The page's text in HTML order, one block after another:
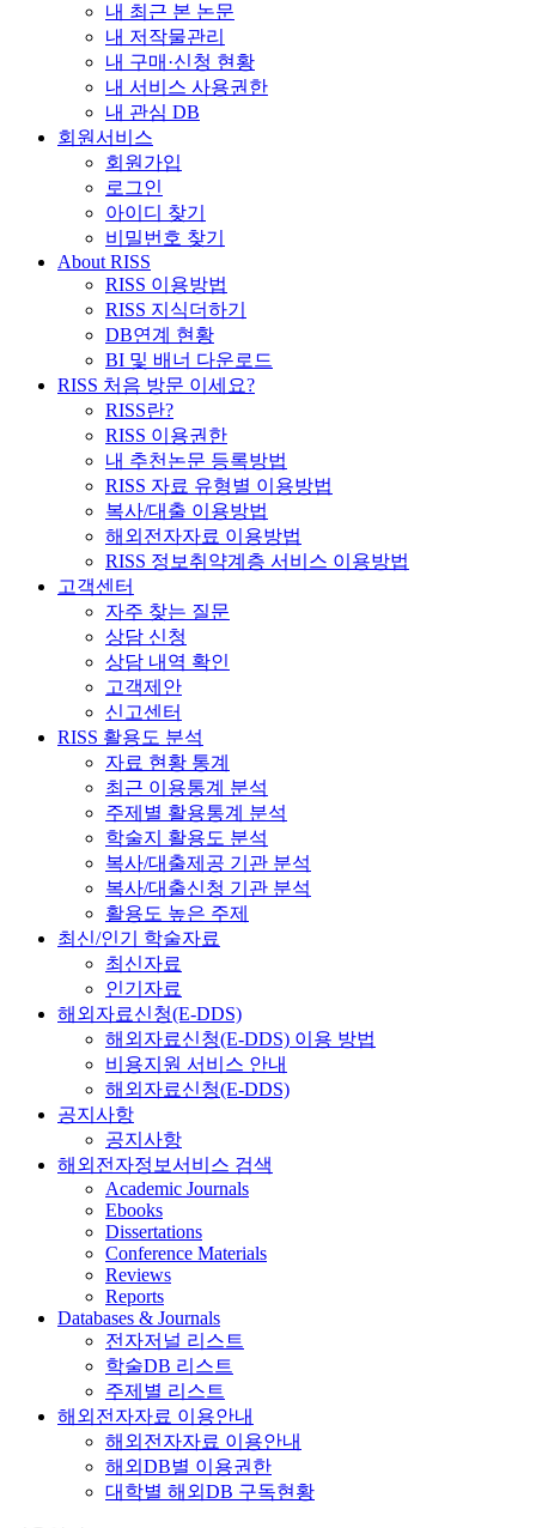
내 최근 본 논문
내 저작물관리
내 구매·신청 현황
내 서비스 사용권한
내 관심 DB
회원서비스
회원가입
로그인
아이디 찾기
비밀번호 찾기
About RISS
RISS 이용방법
RISS 지식더하기
DB연계 현황
BI 및 배너 다운로드
RISS 처음 방문 이세요?
RISS란?
RISS 이용권한
내 추천논문 등록방법
RISS 자료 유형별 이용방법
복사/대출 이용방법
해외전자자료 이용방법
RISS 정보취약계층 서비스 이용방법
고객센터
자주 찾는 질문
상담 신청
상담 내역 확인
고객제안
신고센터
RISS 활용도 분석
자료 현황 통계
최근 이용통계 분석
주제별 활용통계 분석
학술지 활용도 분석
복사/대출제공 기관 분석
복사/대출신청 기관 분석
활용도 높은 주제
최신/인기 학술자료
최신자료
인기자료
해외자료신청(E-DDS)
해외자료신청(E-DDS) 이용 방법
비용지원 서비스 안내
해외자료신청(E-DDS)
공지사항
공지사항
해외전자정보서비스 검색
Academic Journals
Ebooks
Dissertations
Conference Materials
Reviews
Reports
Databases & Journals
전자저널 리스트
학술DB 리스트
주제별 리스트
해외전자자료 이용안내
해외전자자료 이용안내
해외DB별 이용권한
대학별 해외DB 구독현황